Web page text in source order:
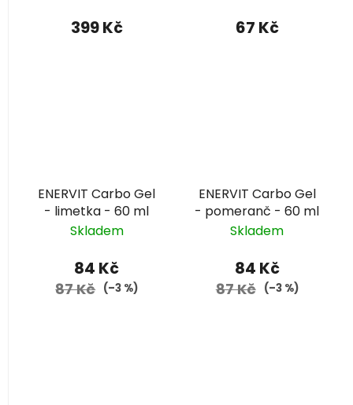
399 Kč 67 Kč
ENERVIT Carbo Gel
- limetka - 60 ml
Skladem
84 Kč
87 Kč (–3 %)
ENERVIT Carbo Gel
- pomeranč - 60 ml
Skladem
84 Kč
87 Kč (–3 %)